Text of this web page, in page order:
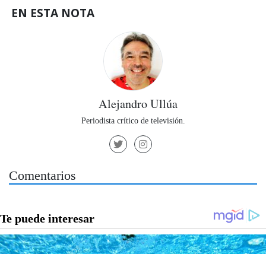
EN ESTA NOTA
Alejandro Ullúa
Periodista crítico de televisión.
Comentarios